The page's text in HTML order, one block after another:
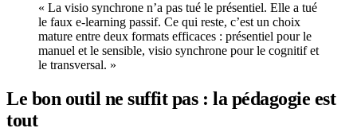
« La visio synchrone n’a pas tué le présentiel. Elle a tué
le faux e-learning passif. Ce qui reste, c’est un choix
mature entre deux formats efficaces : présentiel pour le
manuel et le sensible, visio synchrone pour le cognitif et
le transversal. »
Le bon outil ne suffit pas : la pédagogie est
tout